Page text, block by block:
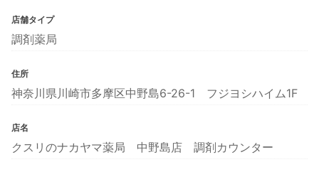
店舗タイプ
調剤薬局
住所
神奈川県川崎市多摩区中野島6-26-1 フジヨシハイム1F
店名
クスリのナカヤマ薬局 中野島店 調剤カウンター